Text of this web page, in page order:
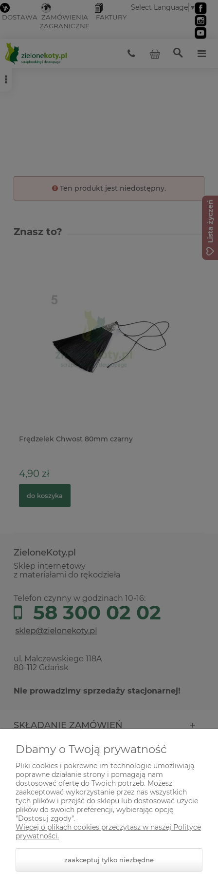
DOSTAWA ZAMÓWIENIA
ZAGRANICZNE
FAKTURY
Select Language ▼
Ten produkt jest niedostępny.
Znasz to?
Frędzelek Chwost 80mm czarny
4,90 zł
do koszyka
ZieloneKoty.pl
Sklep internetowy
z materiałami do rękodzieła
Telefon czynny w godzinach 10-16:
58 300 02 02
ul. Malczewskiego 118A
80-112 Gdańsk
Nie prowadzimy sprzedaży stacjonarnej!
SKŁADANIE ZAMÓWIEŃ
INFORMACJE
ODWIEDŹ NAS NA
Dbamy o Twoją prywatność
Pliki cookies i pokrewne im technologie umożliwiają
poprawne działanie strony i pomagają nam
dostosować ofertę do Twoich potrzeb. Możesz
zaakceptować wykorzystanie przez nas wszystkich
tych plików i przejść do sklepu lub dostosować użycie
plików do swoich preferencji, wybierając opcję
"Dostosuj zgody".
Więcej o plikach cookies przeczytasz w naszej Polityce
prywatności.
zaakceptuj tylko niezbędne
Lista życzeń